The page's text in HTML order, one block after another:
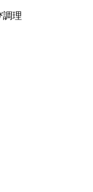
調理